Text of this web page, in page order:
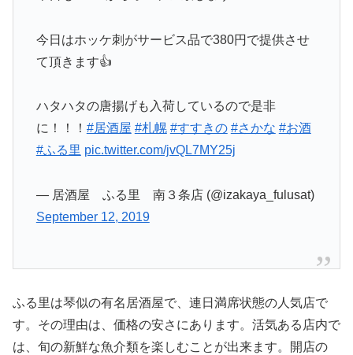
今日はホッケ刺がサービス品で380円で提供させ
て頂きます👍
ハタハタの唐揚げも入荷しているので是非
に！！！ #居酒屋 #札幌 #すすきの #さかな #お酒
#ふる里 pic.twitter.com/jvQL7MY25j
— 居酒屋 ふる里 南３条店 (@izakaya_fulusat)
September 12, 2019
ふる里は琴似の有名居酒屋で、連日満席状態の人気店で
す。その理由は、価格の安さにあります。活気ある店内で
は、旬の新鮮な魚介類を楽しむことが出来ます。開店の